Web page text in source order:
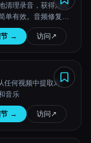
清理录音，获得清晰
单有效。音频修复。
Cleaner 转换录音。
语音清晰度。
→ 访问 ↗︎
任何视频中提取对
音乐
→ 访问 ↗︎